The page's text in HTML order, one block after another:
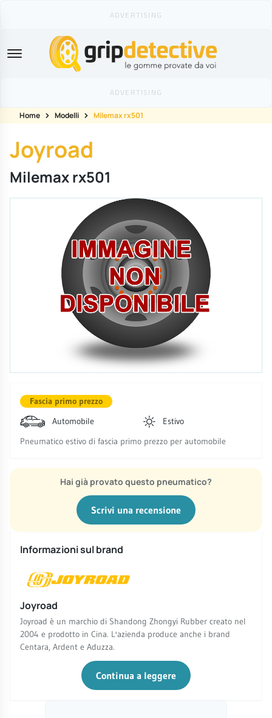
GripDetective
Home Modelli Milemax rx501
Joyroad
Milemax rx501
Fascia primo prezzo
Automobile
Estivo
Pneumatico estivo di fascia primo prezzo per automobile
Hai già provato questo pneumatico?
Scrivi una recensione
Informazioni sul brand
Joyroad
Joyroad è un marchio di Shandong Zhongyi Rubber creato nel
2004 e prodotto in Cina. L'azienda produce anche i brand
Centara, Ardent e Aduzza.
Continua a leggere